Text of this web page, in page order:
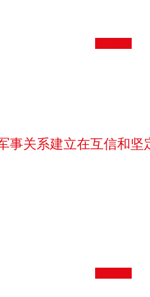
事关系建立在互信和坚